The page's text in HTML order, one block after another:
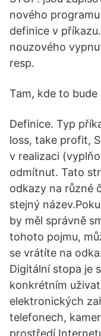
nového
definice v
nouzového
resp.
Tam, kde to
Definice. Typ
loss, take profit,
v realizaci
odmítnut. Tato
odkazy na různé
stejný
by měl správně
tohoto pojmu,
se vrátíte na
Digitální stopa je
konkrétním
elektronických
telefonech,
prostředí